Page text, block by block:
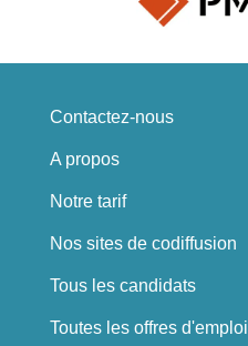
Contactez-nous
A propos
Notre tarif
Nos sites de codiffusion
Tous les candidats
Toutes les offres d'emploi